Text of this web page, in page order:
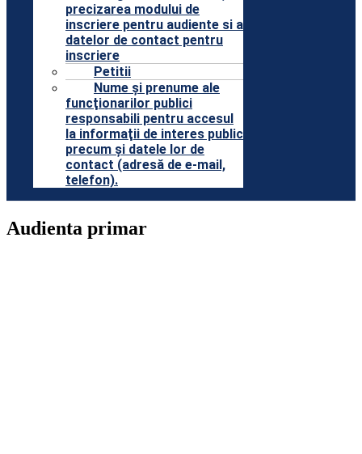
precizarea modului de
inscriere pentru audiente si a
datelor de contact pentru
inscriere
Petitii
Nume şi prenume ale
funcţionarilor publici
responsabili pentru accesul
la informaţii de interes public
precum şi datele lor de
contact (adresă de e-mail,
telefon).
Audienta primar